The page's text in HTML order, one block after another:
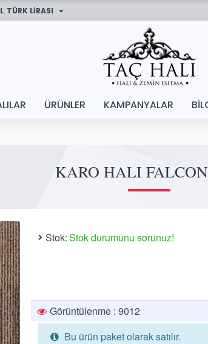
TÜRK LIRASI
ÜRÜNLER KAMPANYALAR
KARO HALI
Stok:Stok durumunu sorunuz!
Görüntülenme : 9012
Bu ürün paket olarak satılır.